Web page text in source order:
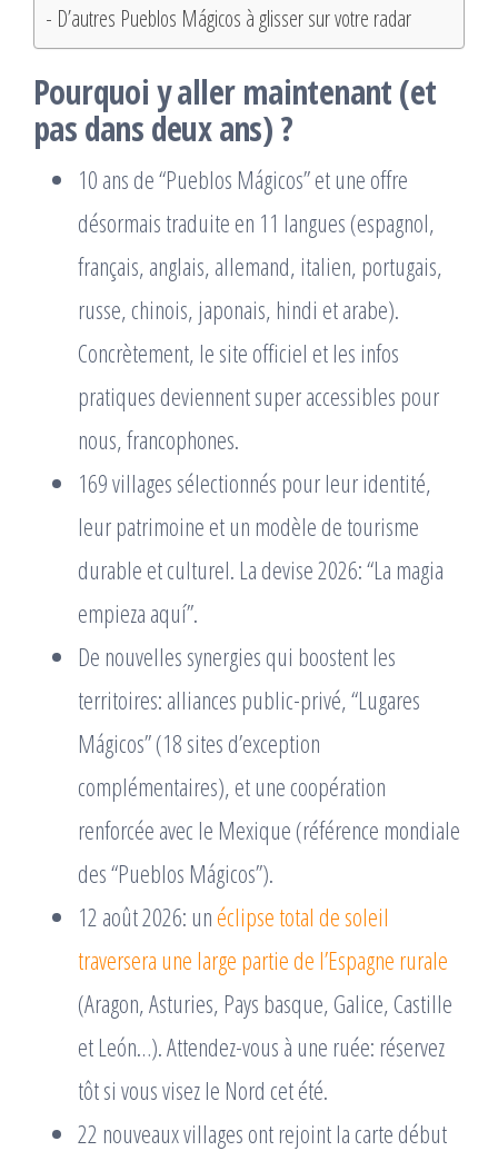
D’autres Pueblos Mágicos à glisser sur votre radar
Pourquoi y aller maintenant (et
pas dans deux ans) ?
10 ans de “Pueblos Mágicos” et une offre
désormais traduite en 11 langues (espagnol,
français, anglais, allemand, italien, portugais,
russe, chinois, japonais, hindi et arabe).
Concrètement, le site officiel et les infos
pratiques deviennent super accessibles pour
nous, francophones.
169 villages sélectionnés pour leur identité,
leur patrimoine et un modèle de tourisme
durable et culturel. La devise 2026: “La magia
empieza aquí”.
De nouvelles synergies qui boostent les
territoires: alliances public-privé, “Lugares
Mágicos” (18 sites d’exception
complémentaires), et une coopération
renforcée avec le Mexique (référence mondiale
des “Pueblos Mágicos”).
12 août 2026: unéclipse total de soleil
traversera une large partie de l’Espagne rurale
(Aragon, Asturies, Pays basque, Galice, Castille
et León…). Attendez-vous à une ruée: réservez
tôt si vous visez le Nord cet été.
22 nouveaux villages ont rejoint la carte début